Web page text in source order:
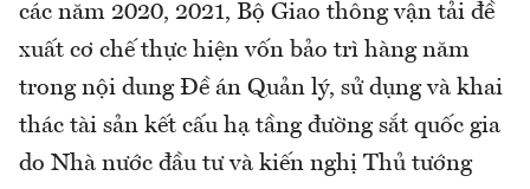
các năm 2020, 2021, Bộ Giao thông vận tải đề
xuất cơ chế thực hiện vốn bảo trì hàng năm
trong nội dung Đề án Quản lý, sử dụng và khai
thác tài sản kết cấu hạ tầng đường sắt quốc gia
do Nhà nước đầu tư và kiến nghị Thủ tướng